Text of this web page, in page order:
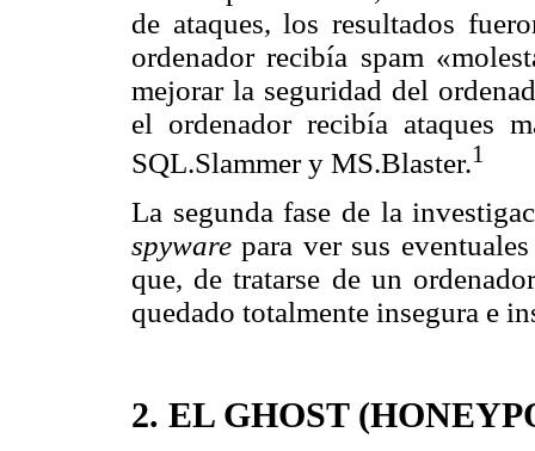
de ataques, los resultados
ordenador recibía spam
mejorar la seguridad del
el ordenador recibía ataques
SQL.Slammer y MS.Blaster.1
La segunda fase de la
spywarepara ver sus
que, de tratarse de un
quedado totalmente insegura e
2. EL GHOST